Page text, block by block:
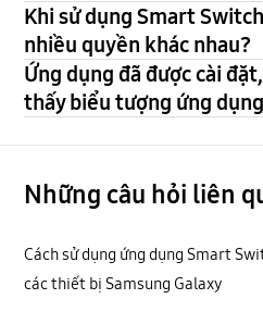
Khi sử dụng Smart
nhiều quyền khác nhau?
Ứng dụng đã được cài
thấy biểu tượng ứng dụng
Những câu hỏi liên
Cách sử dụng ứng dụng Smart
các thiết bị Samsung Galaxy